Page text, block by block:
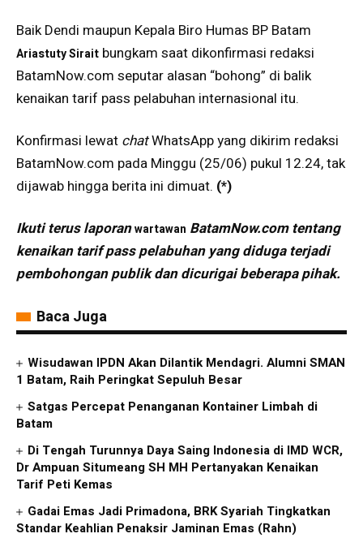
Baik Dendi maupun Kepala Biro Humas BP Batam
Ariastuty Sirait bungkam saat dikonfirmasi redaksi
BatamNow.com seputar alasan “bohong” di balik
kenaikan tarif pass pelabuhan internasional itu.
Konfirmasi lewat chatWhatsApp yang dikirim redaksi
BatamNow.com pada Minggu (25/06) pukul 12.24, tak
dijawab hingga berita ini dimuat. (*)
Ikuti terus laporanwartawan BatamNow.com tentang
kenaikan tarif pass pelabuhan yang diduga terjadi
pembohongan publik dan dicurigai beberapa pihak.
Baca Juga
Wisudawan IPDN Akan Dilantik Mendagri. Alumni SMAN
1 Batam, Raih Peringkat Sepuluh Besar
Satgas Percepat Penanganan Kontainer Limbah di
Batam
Di Tengah Turunnya Daya Saing Indonesia di IMD WCR,
Dr Ampuan Situmeang SH MH Pertanyakan Kenaikan
Tarif Peti Kemas
Gadai Emas Jadi Primadona, BRK Syariah Tingkatkan
Standar Keahlian Penaksir Jaminan Emas (Rahn)